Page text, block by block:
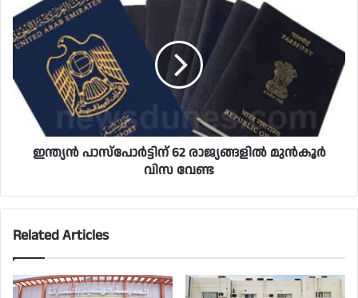
ഇന്ത്യൻ പാസ്പോർട്ടിന് 62 രാജ്യങ്ങളിൽ മുൻ‌കൂർ
വിസ വേണ്ട
Related Articles